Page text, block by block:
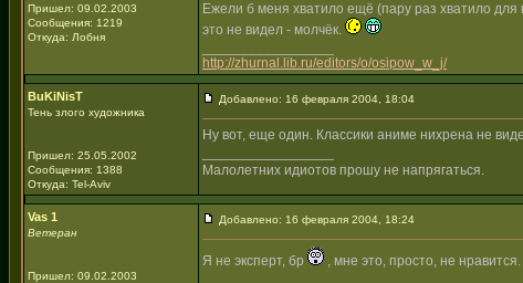
Пришел: 09.02.2003
Сообщения: 1219
Откуда: Лобня
Ежели б меня хватило ещё (пару раз хватило
это не видел - молчёк.
http://zhurnal.lib.ru/editors/o/osipow_w_j/
BuKiNisT
Тень злого художника
Пришел: 25.05.2002
Сообщения: 1388
Откуда: Tel-Aviv
Добавлено: 16 февраля 2004, 18:04
Ну вот, еще один. Классики аниме нихрена не
Малолетних идиотов прошу не напрягаться.
Vas 1
Ветеран
Пришел: 09.02.2003
Добавлено: 16 февраля 2004, 18:24
Я не эксперт, бр
, мне это, просто, не нравится.